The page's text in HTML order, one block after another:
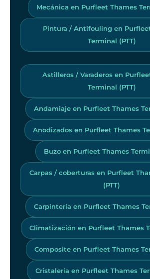
Mecánica en Purfleet Thames
Pintura / Antifouling en
Terminal (PTT)
Astilleros / Varaderos en
Terminal (PTT)
Andamiaje en Purfleet Thames
Anodizados en Purfleet Thames
Buzo en Purfleet Thames
Carpas / coberturas en Purfleet
(PTT)
Carpintería en Purfleet Thames
Climatización en Purfleet Thames
Composite en Purfleet Thames
Cristalería en Purfleet Thames